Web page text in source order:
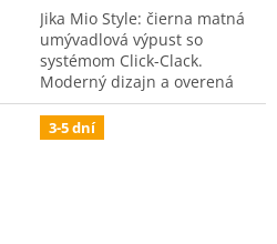
Jika Mio Style: čierna matná
umývadlová výpust so
systémom Click-Clack.
Moderný dizajn a overená
kvalita. Kód výrobku:
H3702F97161031.
3-5 dní